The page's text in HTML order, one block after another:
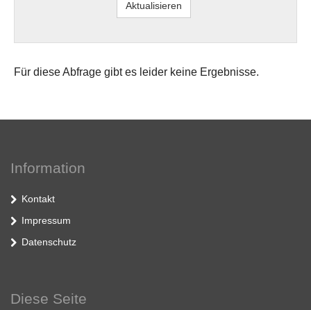
Für diese Abfrage gibt es leider keine Ergebnisse.
Information
Kontakt
Impressum
Datenschutz
Diese Seite